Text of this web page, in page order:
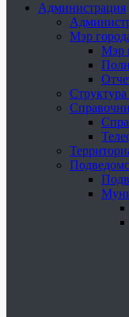
Администрация
Мэр
Мэр